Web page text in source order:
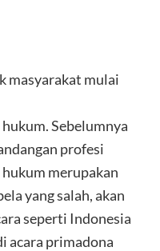
masyarakat mulai
Sebelumnya
profesi
merupakan
yang salah, akan
seperti Indonesia
acara primadona